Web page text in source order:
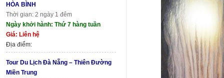
HÒA BÌNH
Thời gian: 2 ngày 1 đêm
Ngày khởi hành: Thứ 7 hàng tuần
Giá: Liên hệ
Địa điểm:
Tour Du Lịch Đà Nẵng – Thiên Đường
Miền Trung